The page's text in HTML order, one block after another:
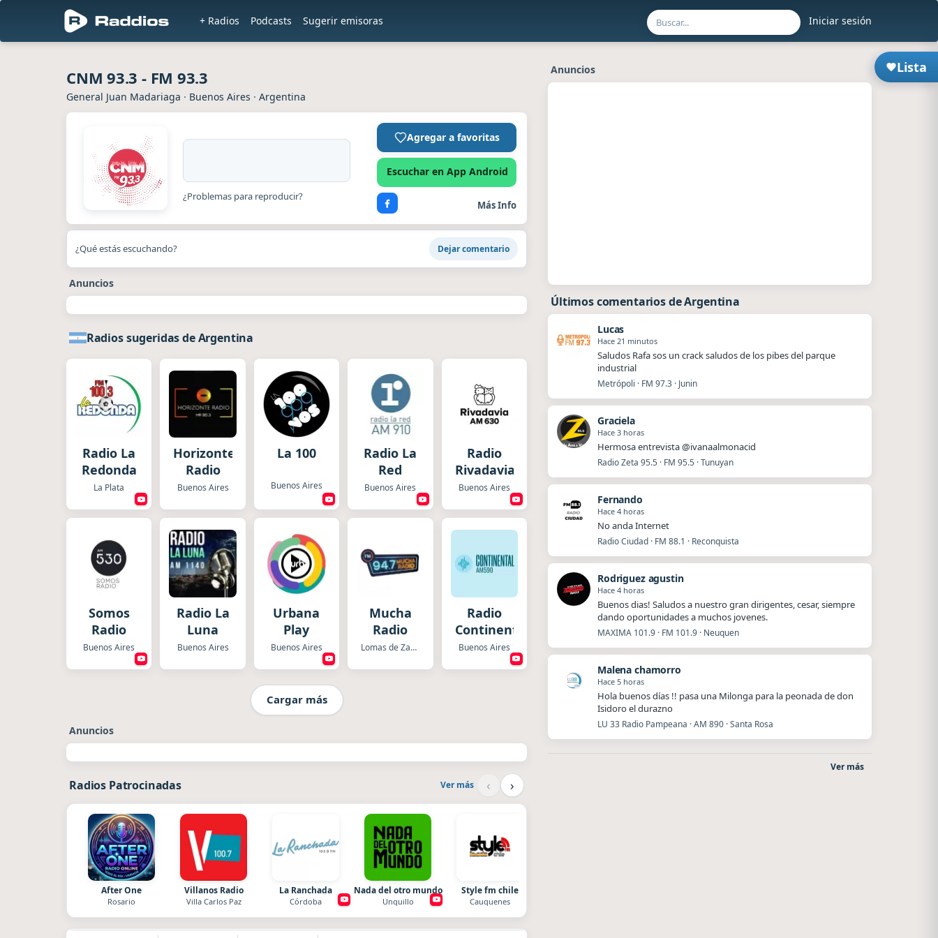
Iniciar sesión
+ Radios Podcasts Sugerir emisoras
Lista
CNM 93.3 - FM 93.3
General Juan Madariaga · Buenos Aires · Argentina
¿Problemas para reproducir?
Agregar a favoritas
Escuchar en App Android
Más Info
¿Qué estás escuchando? Dejar comentario
Anuncios
Radios sugeridas de Argentina
Radio La
Redonda
La Plata
Horizonte
Radio
Buenos Aires
La 100
Buenos Aires
Radio La
Red
Buenos Aires
Radio
Rivadavia
Buenos Aires
Somos
Radio
Buenos Aires
Radio La
Luna
Buenos Aires
Urbana
Play
Buenos Aires
Mucha
Radio
Lomas de Zamora
Radio
Continental
Buenos Aires
Cargar más
Anuncios
Radios Patrocinadas Ver más ‹ ›
After One
Rosario
Villanos Radio
Villa Carlos Paz
La Ranchada
Córdoba
Nada del otro mundo
Unquillo
Style fm chile
Cauquenes
Anuncios
Últimos comentarios de Argentina
Lucas
Hace 21 minutos
Saludos Rafa sos un crack saludos de los pibes del parque
industrial
Metrópoli · FM 97.3 · Junin
Graciela
Hace 3 horas
Hermosa entrevista @ivanaalmonacid
Radio Zeta 95.5 · FM 95.5 · Tunuyan
Fernando
Hace 4 horas
No anda Internet
Radio Ciudad · FM 88.1 · Reconquista
Rodriguez agustin
Hace 4 horas
Buenos dias! Saludos a nuestro gran dirigentes, cesar, siempre
dando oportunidades a muchos jovenes.
MAXIMA 101.9 · FM 101.9 · Neuquen
Malena chamorro
Hace 5 horas
Hola buenos días !! pasa una Milonga para la peonada de don
Isidoro el durazno
LU 33 Radio Pampeana · AM 890 · Santa Rosa
Ver más